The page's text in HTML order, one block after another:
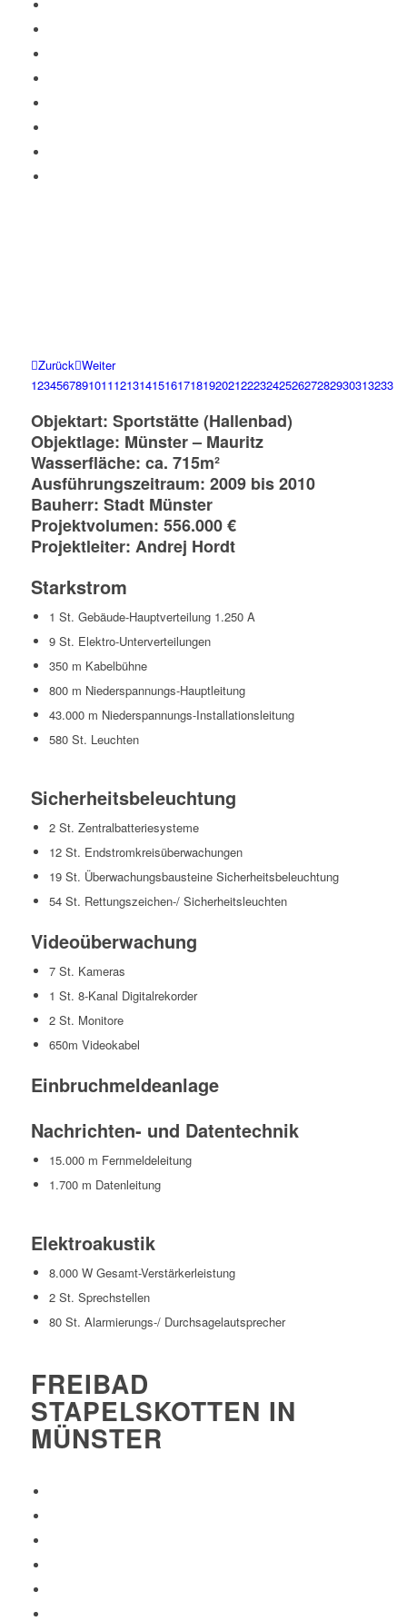
Zurück Weiter
123456789101112131415161718192021222324252627282930313233
Objektart: Sportstätte (Hallenbad)
Objektlage: Münster – Mauritz
Wasserfläche: ca. 715m²
Ausführungszeitraum: 2009 bis 2010
Bauherr: Stadt Münster
Projektvolumen: 556.000 €
Projektleiter: Andrej Hordt
Starkstrom
1 St. Gebäude-Hauptverteilung 1.250 A
9 St. Elektro-Unterverteilungen
350 m Kabelbühne
800 m Niederspannungs-Hauptleitung
43.000 m Niederspannungs-Installationsleitung
580 St. Leuchten
Sicherheitsbeleuchtung
2 St. Zentralbatteriesysteme
12 St. Endstromkreisüberwachungen
19 St. Überwachungsbausteine Sicherheitsbeleuchtung
54 St. Rettungszeichen-/ Sicherheitsleuchten
Videoüberwachung
7 St. Kameras
1 St. 8-Kanal Digitalrekorder
2 St. Monitore
650m Videokabel
Einbruchmeldeanlage
Nachrichten- und Datentechnik
15.000 m Fernmeldeleitung
1.700 m Datenleitung
Elektroakustik
8.000 W Gesamt-Verstärkerleistung
2 St. Sprechstellen
80 St. Alarmierungs-/ Durchsagelautsprecher
FREIBAD
STAPELSKOTTEN IN
MÜNSTER